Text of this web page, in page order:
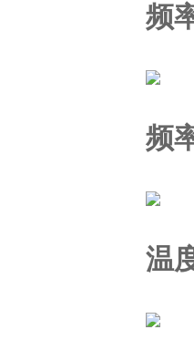
频
频
温